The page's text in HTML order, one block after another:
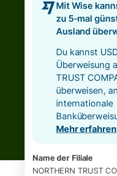
Mit Wise
zu 5-mal
Ausland
Du kannst
Überweisung
TRUST
überweisen,
internationale
Mehr erfahren
Name der Filiale
NORTHERN TRUST